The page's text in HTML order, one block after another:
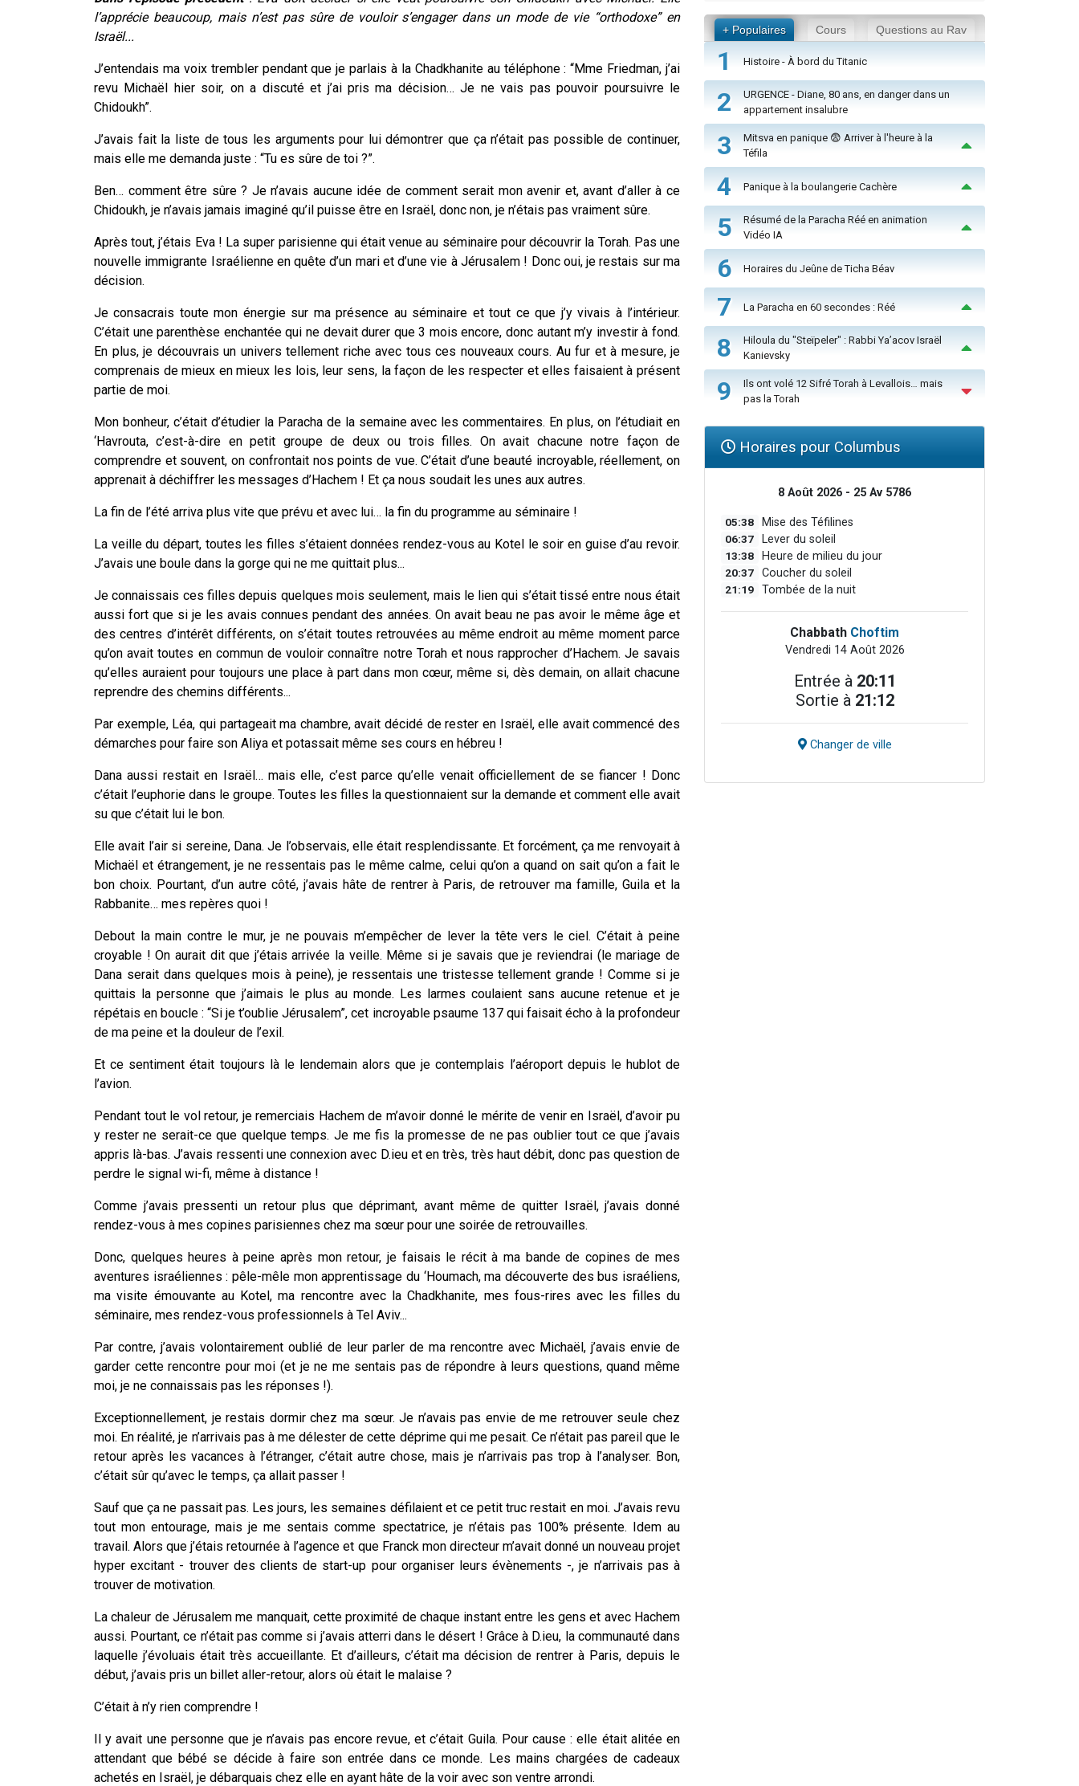
l’apprécie beaucoup, mais n’est pas sûre de vouloir s’engager dans un mode de vie “orthodoxe” en
Israël...
J’entendais ma voix trembler pendant que je parlais à la Chadkhanite au téléphone : “Mme Friedman, j’ai
revu Michaël hier soir, on a discuté et j’ai pris ma décision… Je ne vais pas pouvoir poursuivre le
Chidoukh”.
J’avais fait la liste de tous les arguments pour lui démontrer que ça n’était pas possible de continuer,
mais elle me demanda juste : “Tu es sûre de toi ?”.
Ben… comment être sûre ? Je n’avais aucune idée de comment serait mon avenir et, avant d’aller à ce
Chidoukh, je n’avais jamais imaginé qu’il puisse être en Israël, donc non, je n’étais pas vraiment sûre.
Après tout, j’étais Eva ! La super parisienne qui était venue au séminaire pour découvrir la Torah. Pas une
nouvelle immigrante Israélienne en quête d’un mari et d’une vie à Jérusalem ! Donc oui, je restais sur ma
décision.
Je consacrais toute mon énergie sur ma présence au séminaire et tout ce que j’y vivais à l’intérieur.
C’était une parenthèse enchantée qui ne devait durer que 3 mois encore, donc autant m’y investir à fond.
En plus, je découvrais un univers tellement riche avec tous ces nouveaux cours. Au fur et à mesure, je
comprenais de mieux en mieux les lois, leur sens, la façon de les respecter et elles faisaient à présent
partie de moi.
Mon bonheur, c’était d’étudier la Paracha de la semaine avec les commentaires. En plus, on l’étudiait en
‘Havrouta, c’est-à-dire en petit groupe de deux ou trois filles. On avait chacune notre façon de
comprendre et souvent, on confrontait nos points de vue. C’était d’une beauté incroyable, réellement, on
apprenait à déchiffrer les messages d’Hachem ! Et ça nous soudait les unes aux autres.
La fin de l’été arriva plus vite que prévu et avec lui… la fin du programme au séminaire !
La veille du départ, toutes les filles s’étaient données rendez-vous au Kotel le soir en guise d’au revoir.
J’avais une boule dans la gorge qui ne me quittait plus...
Je connaissais ces filles depuis quelques mois seulement, mais le lien qui s’était tissé entre nous était
aussi fort que si je les avais connues pendant des années. On avait beau ne pas avoir le même âge et
des centres d’intérêt différents, on s’était toutes retrouvées au même endroit au même moment parce
qu’on avait toutes en commun de vouloir connaître notre Torah et nous rapprocher d’Hachem. Je savais
qu’elles auraient pour toujours une place à part dans mon cœur, même si, dès demain, on allait chacune
reprendre des chemins différents...
Par exemple, Léa, qui partageait ma chambre, avait décidé de rester en Israël, elle avait commencé des
démarches pour faire son Aliya et potassait même ses cours en hébreu !
Dana aussi restait en Israël… mais elle, c’est parce qu’elle venait officiellement de se fiancer ! Donc
c’était l’euphorie dans le groupe. Toutes les filles la questionnaient sur la demande et comment elle avait
su que c’était lui le bon.
Elle avait l’air si sereine, Dana. Je l’observais, elle était resplendissante. Et forcément, ça me renvoyait à
Michaël et étrangement, je ne ressentais pas le même calme, celui qu’on a quand on sait qu’on a fait le
bon choix. Pourtant, d’un autre côté, j’avais hâte de rentrer à Paris, de retrouver ma famille, Guila et la
Rabbanite… mes repères quoi !
Debout la main contre le mur, je ne pouvais m’empêcher de lever la tête vers le ciel. C’était à peine
croyable ! On aurait dit que j’étais arrivée la veille. Même si je savais que je reviendrai (le mariage de
Dana serait dans quelques mois à peine), je ressentais une tristesse tellement grande ! Comme si je
quittais la personne que j’aimais le plus au monde. Les larmes coulaient sans aucune retenue et je
répétais en boucle : “Si je t’oublie Jérusalem”, cet incroyable psaume 137 qui faisait écho à la profondeur
de ma peine et la douleur de l’exil.
Et ce sentiment était toujours là le lendemain alors que je contemplais l’aéroport depuis le hublot de
l’avion.
Pendant tout le vol retour, je remerciais Hachem de m’avoir donné le mérite de venir en Israël, d’avoir pu
y rester ne serait-ce que quelque temps. Je me fis la promesse de ne pas oublier tout ce que j’avais
appris là-bas. J’avais ressenti une connexion avec D.ieu et en très, très haut débit, donc pas question de
perdre le signal wi-fi, même à distance !
Comme j’avais pressenti un retour plus que déprimant, avant même de quitter Israël, j’avais donné
rendez-vous à mes copines parisiennes chez ma sœur pour une soirée de retrouvailles.
Donc, quelques heures à peine après mon retour, je faisais le récit à ma bande de copines de mes
aventures israéliennes : pêle-mêle mon apprentissage du ‘Houmach, ma découverte des bus israéliens,
ma visite émouvante au Kotel, ma rencontre avec la Chadkhanite, mes fous-rires avec les filles du
séminaire, mes rendez-vous professionnels à Tel Aviv...
Par contre, j’avais volontairement oublié de leur parler de ma rencontre avec Michaël, j’avais envie de
garder cette rencontre pour moi (et je ne me sentais pas de répondre à leurs questions, quand même
moi, je ne connaissais pas les réponses !).
Exceptionnellement, je restais dormir chez ma sœur. Je n’avais pas envie de me retrouver seule chez
moi. En réalité, je n’arrivais pas à me délester de cette déprime qui me pesait. Ce n’était pas pareil que le
retour après les vacances à l’étranger, c’était autre chose, mais je n’arrivais pas trop à l’analyser. Bon,
c’était sûr qu’avec le temps, ça allait passer !
Sauf que ça ne passait pas. Les jours, les semaines défilaient et ce petit truc restait en moi. J’avais revu
tout mon entourage, mais je me sentais comme spectatrice, je n’étais pas 100% présente. Idem au
travail. Alors que j’étais retournée à l’agence et que Franck mon directeur m’avait donné un nouveau projet
hyper excitant - trouver des clients de start-up pour organiser leurs évènements -, je n’arrivais pas à
trouver de motivation.
La chaleur de Jérusalem me manquait, cette proximité de chaque instant entre les gens et avec Hachem
aussi. Pourtant, ce n’était pas comme si j’avais atterri dans le désert ! Grâce à D.ieu, la communauté dans
laquelle j’évoluais était très accueillante. Et d’ailleurs, c’était ma décision de rentrer à Paris, depuis le
début, j’avais pris un billet aller-retour, alors où était le malaise ?
C’était à n’y rien comprendre !
Il y avait une personne que je n’avais pas encore revue, et c’était Guila. Pour cause : elle était alitée en
attendant que bébé se décide à faire son entrée dans ce monde. Les mains chargées de cadeaux
achetés en Israël, je débarquais chez elle en ayant hâte de la voir avec son ventre arrondi.
+ Populaires Cours Questions au Rav
1 Histoire - À bord du Titanic
2
URGENCE - Diane, 80 ans, en danger dans un
appartement insalubre
3
Mitsva en panique 😨 Arriver à l'heure à la
Téfila
4 Panique à la boulangerie Cachère
5
Résumé de la Paracha Réé en animation
Vidéo IA
6 Horaires du Jeûne de Ticha Béav
7 La Paracha en 60 secondes : Réé
8
Hiloula du "Steïpeler" : Rabbi Ya’acov Israël
Kanievsky
9
Ils ont volé 12 Sifré Torah à Levallois… mais
pas la Torah
Horaires pour Columbus
8 Août 2026 - 25 Av 5786
05:38 Mise des Téfilines
06:37 Lever du soleil
13:38 Heure de milieu du jour
20:37 Coucher du soleil
21:19 Tombée de la nuit
Chabbath Choftim
Vendredi 14 Août 2026
Entrée à 20:11
Sortie à 21:12
Changer de ville